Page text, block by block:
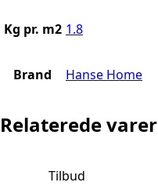
Kg pr. m2 1.8
Brand Hanse Home
Relaterede varer
Tilbud